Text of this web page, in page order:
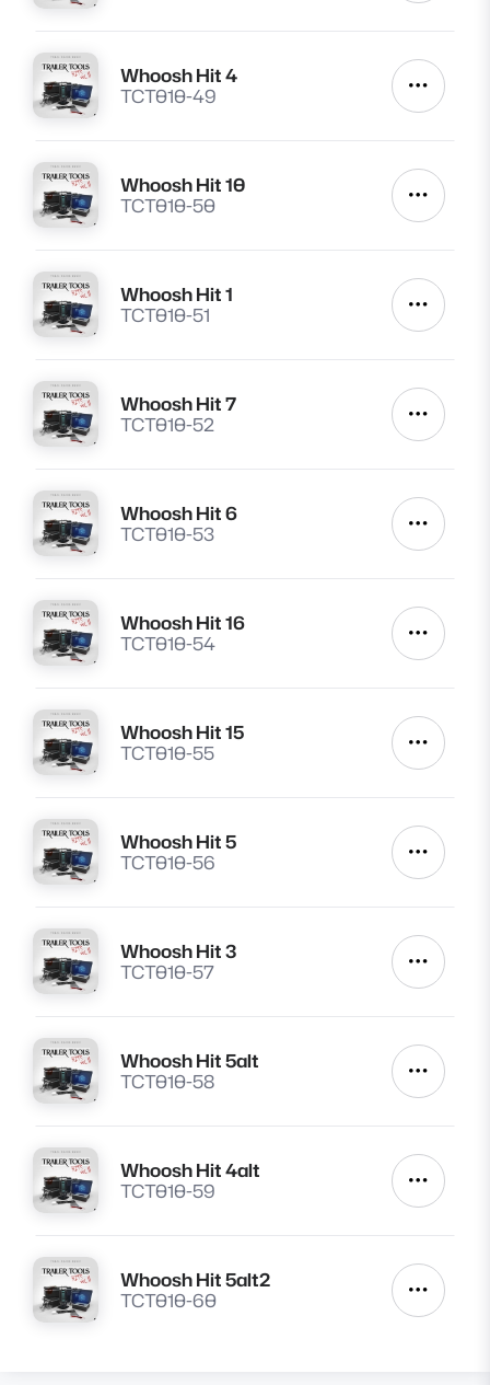
Lire
Whoosh Hit 4
TCT010-49
Autres
Lire
Whoosh Hit 10
TCT010-50
Autres
Lire
Whoosh Hit 1
TCT010-51
Autres
Lire
Whoosh Hit 7
TCT010-52
Autres
Lire
Whoosh Hit 6
TCT010-53
Autres
Lire
Whoosh Hit 16
TCT010-54
Autres
Lire
Whoosh Hit 15
TCT010-55
Autres
Lire
Whoosh Hit 5
TCT010-56
Autres
Lire
Whoosh Hit 3
TCT010-57
Autres
Lire
Whoosh Hit 5alt
TCT010-58
Autres
Lire
Whoosh Hit 4alt
TCT010-59
Autres
Lire
Whoosh Hit 5alt2
TCT010-60
Autres